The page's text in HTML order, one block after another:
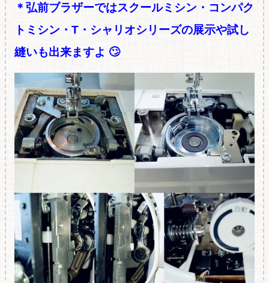
＊弘前ブラザーではスクールミシン・コンパク
トミシン・T・シャリオシリーズの展示や試し
縫いも出来ますよ 🙄